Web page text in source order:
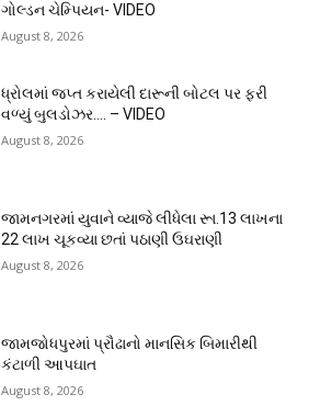
ગોલ્ડન ચેમ્પિયન- VIDEO
August 8, 2026
ધ્રોલમાં જપ્ત કરાયેલી દારૂની બોટલ પર ફરી
વળ્યું બુલડોઝર…. – VIDEO
August 8, 2026
જામનગરમાં યુવાને વ્યાજે લીધેલા રૂા.13 લાખના
22 લાખ ચૂકવ્યા છતાં પઠાણી ઉઘરાણી
August 8, 2026
જામજોધપુરમાં પ્રૌઢાનો માનસિક બિમારીથી
કંટાળી આપઘાત
August 8, 2026